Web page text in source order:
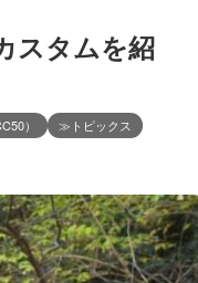
スタムを紹
） ≫トピックス